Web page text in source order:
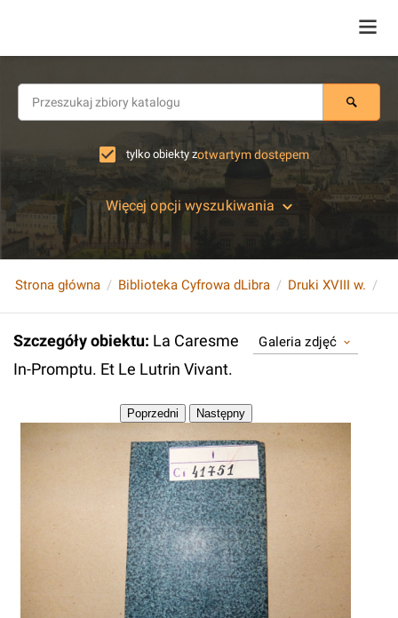
tylko obiekty zotwartym dostępem
Więcej opcji wyszukiwania
Strona główna Biblioteka Cyfrowa dLibra Druki XVIII w.
Szczegóły obiektu: La Caresme
In-Promptu. Et Le Lutrin Vivant.
Galeria zdjęć